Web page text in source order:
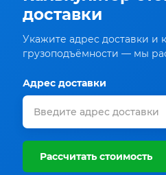
доставки
Укажите адрес доставки и
грузоподъёмности — мы
Адрес доставки
Рассчитать стоимость